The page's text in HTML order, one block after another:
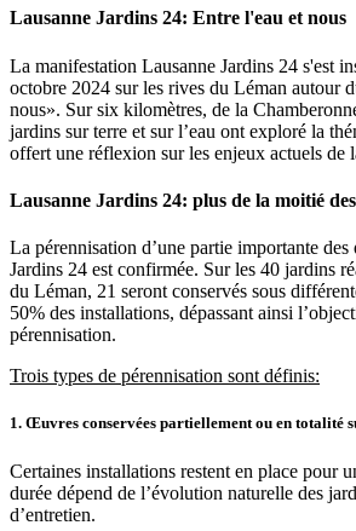
Lausanne Jardins 24: Entre l'eau et nous
La manifestation Lausanne Jardins 24 s'est
octobre 2024 sur les rives du Léman autour
nous». Sur six kilomètres, de la
jardins sur terre et sur l’eau ont exploré la
offert une réflexion sur les enjeux actuels de
Lausanne Jardins 24: plus de la moitié
La pérennisation d’une partie importante
Jardins 24 est confirmée. Sur les 40 jardins
du Léman, 21 seront conservés sous
50% des installations, dépassant ainsi
pérennisation.
Trois types de pérennisation sont définis:
1. Œuvres conservées partiellement ou en totalité
Certaines installations restent en place pour
durée dépend de l’évolution naturelle des
d’entretien.